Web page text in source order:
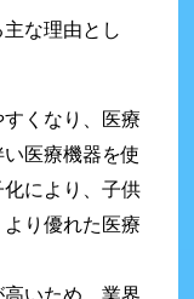
な理由とし
くなり、医療
医療機器を使
により、子供
り優れた医療
いため、業界